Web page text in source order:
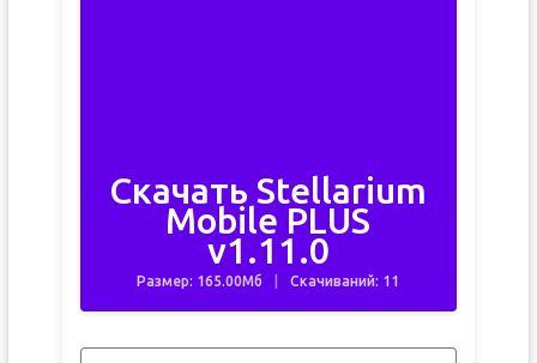
Скачать Stellarium
Mobile PLUS
v1.11.0
Размер: 165.00Мб Скачиваний: 11